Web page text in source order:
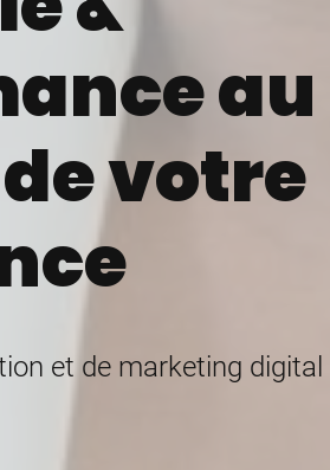
au
votre
et de marketing digital